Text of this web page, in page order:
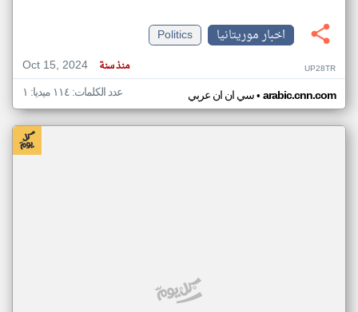
اخبار موريتانيا
Politics
Oct 15, 2024
منذ سنة UP28TR
سي ان ان عربي• arabic.cnn.com عدد الكلمات: ١١٤ ميديا: ١